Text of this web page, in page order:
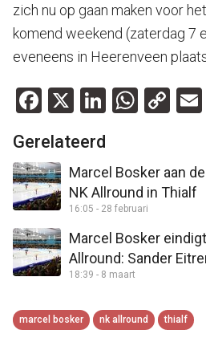
zich nu op gaan maken voor
komend weekend (zaterdag 7
eveneens in Heerenveen
Facebook
X LinkedIn
Gerelateerd
Marcel Bosker aan
NK Allround in Thialf
16:05 - 28 februari
Marcel Bosker
Allround: Sander
18:39 - 8 maart
marcel bosker nk allround thialf